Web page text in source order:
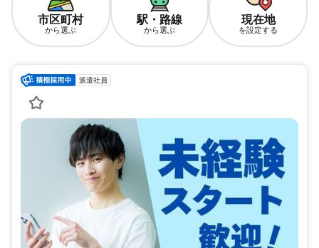
市区町村
から選ぶ
駅・路線
から選ぶ
現在地
を設定する
派遣社員